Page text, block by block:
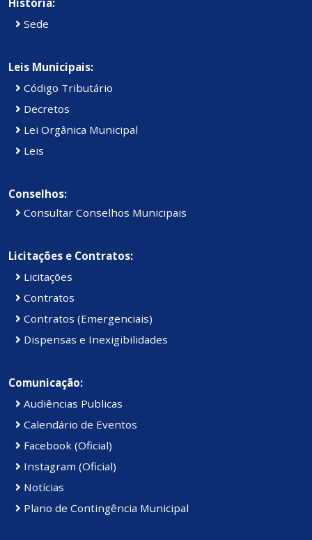
Sede
Leis Municipais:
Código Tributário
Decretos
Lei Orgânica Municipal
Leis
Conselhos:
Consultar Conselhos Municipais
Licitações e Contratos:
Licitações
Contratos
Contratos (Emergenciais)
Dispensas e Inexigibilidades
Comunicação:
Audiências Publicas
Calendário de Eventos
Facebook (Oficial)
Instagram (Oficial)
Notícias
Plano de Contingência Municipal